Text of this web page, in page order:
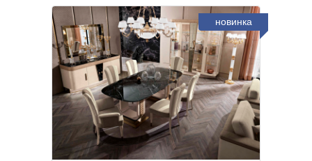
новинка